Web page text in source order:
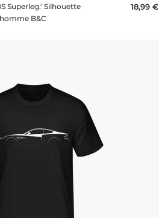
Superleg.' Silhouette
B&C
18,99 €